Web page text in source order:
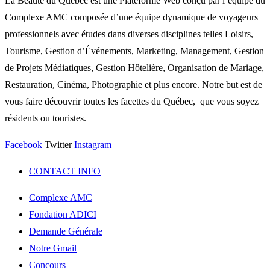
Complexe AMC composée d’une équipe dynamique de voyageurs
professionnels avec études dans diverses disciplines telles Loisirs,
Tourisme, Gestion d’Événements, Marketing, Management, Gestion
de Projets Médiatiques, Gestion Hôtelière, Organisation de Mariage,
Restauration, Cinéma, Photographie et plus encore. Notre but est de
vous faire découvrir toutes les facettes du Québec, que vous soyez
résidents ou touristes.
Facebook Twitter Instagram
CONTACT INFO
Complexe AMC
Fondation ADICI
Demande Générale
Notre Gmail
Concours